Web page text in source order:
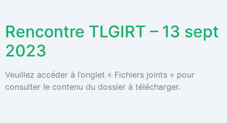
Rencontre TLGIRT – 13 sept
2023
Veuillez accéder à l’onglet « Fichiers joints » pour
consulter le contenu du dossier à télécharger.